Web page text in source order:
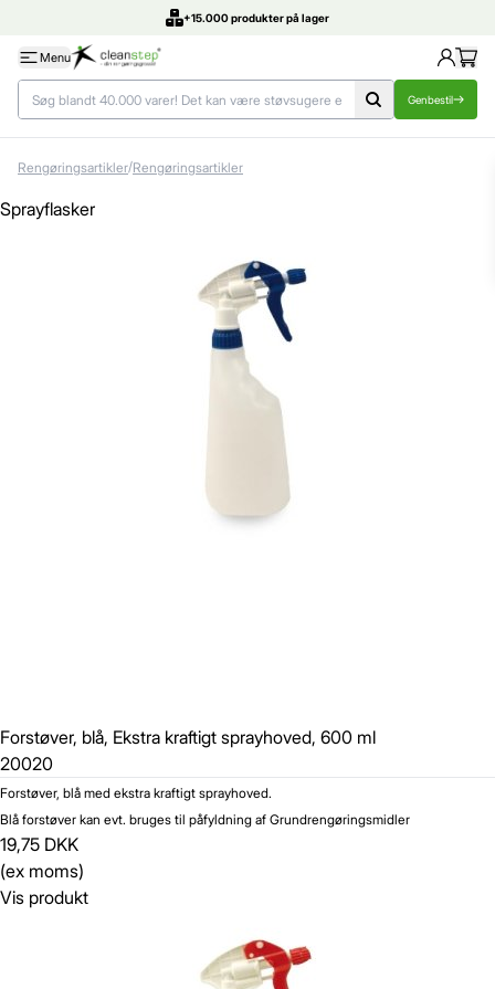
DK's bedste priser
Menu
Genbestil
Rengøringsartikler/Rengøringsartikler
Sprayflasker
Forstøver, blå, Ekstra kraftigt sprayhoved, 600 ml
20020
Forstøver, blå med ekstra kraftigt sprayhoved.
Blå forstøver kan evt. bruges til påfyldning af Grundrengøringsmidler
19,75 DKK
(ex moms)
Vis produkt